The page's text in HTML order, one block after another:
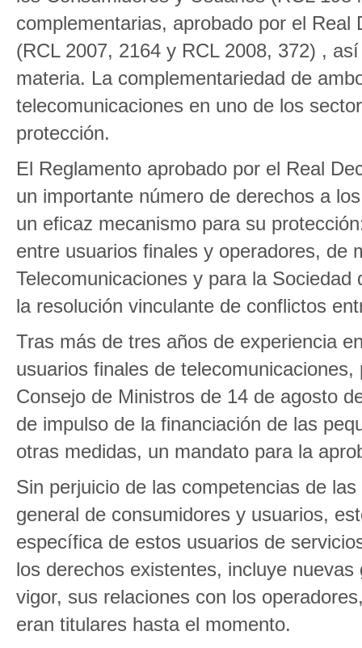
complementarias, aprobado por el
(RCL 2007, 2164 y RCL 2008, 372) ,
materia. La complementariedad de
telecomunicaciones en uno de los
protección.
El Reglamento aprobado por el Real
un importante número de derechos a
un eficaz mecanismo para su
entre usuarios finales y operadores, de
Telecomunicaciones y para la
la resolución vinculante de conflictos
Tras más de tres años de experiencia
usuarios finales de
Consejo de Ministros de 14 de agosto
de impulso de la financiación de las
otras medidas, un mandato para la
Sin perjuicio de las competencias de
general de consumidores y usuarios,
específica de estos usuarios de
los derechos existentes, incluye
vigor, sus relaciones con los
eran titulares hasta el momento.